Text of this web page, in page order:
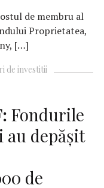
de membru al
Proprietatea,
[…]
de investitii
Fondurile
au depășit
de